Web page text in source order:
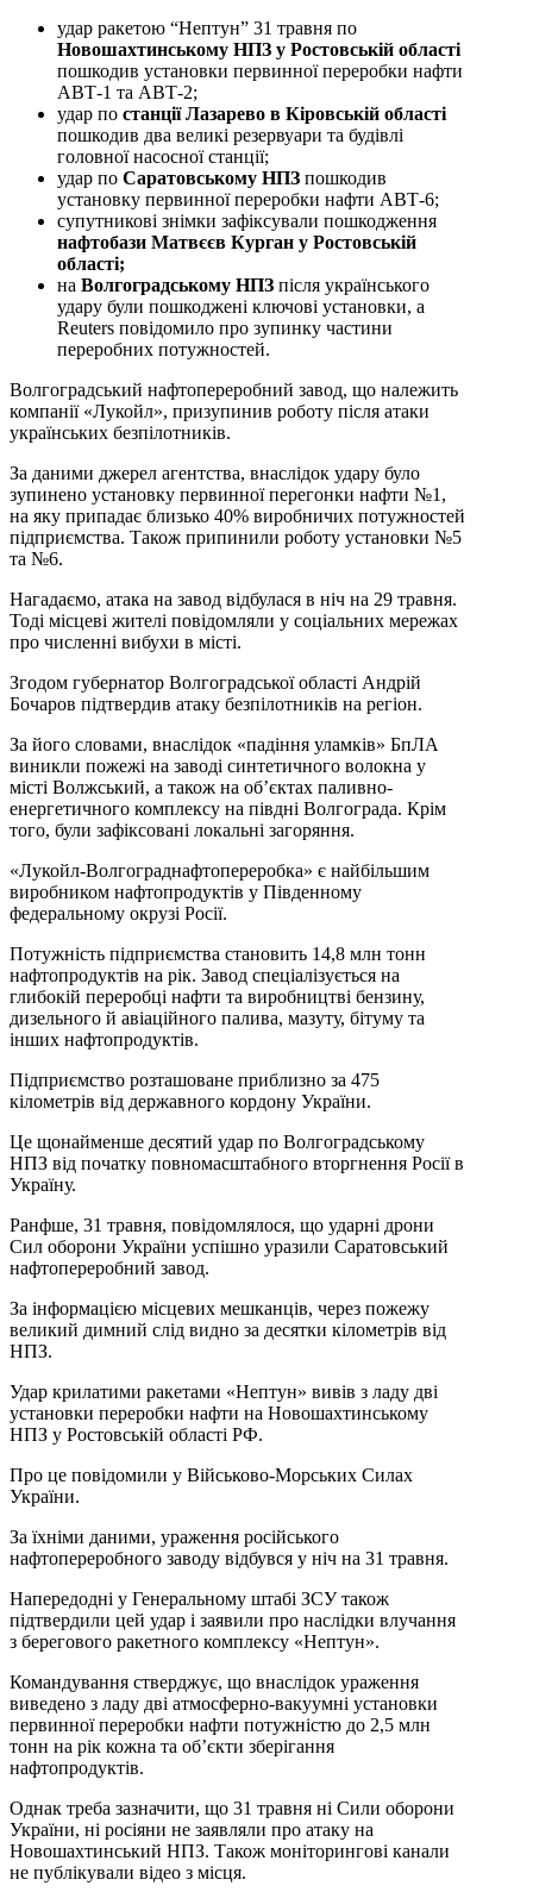
удар ракетою “Нептун” 31 травня по
Новошахтинському НПЗ у Ростовській області
пошкодив установки первинної переробки нафти
АВТ-1 та АВТ-2;
удар по станції Лазарево в Кіровській області
пошкодив два великі резервуари та будівлі
головної насосної станції;
удар по Саратовському НПЗ пошкодив
установку первинної переробки нафти АВТ-6;
супутникові знімки зафіксували пошкодження
нафтобази Матвєєв Курган у Ростовській
області;
на Волгоградському НПЗ після українського
удару були пошкоджені ключові установки, а
Reuters повідомило про зупинку частини
переробних потужностей.
Волгоградський нафтопереробний завод, що належить
компанії «Лукойл», призупинив роботу після атаки
українських безпілотників.
За даними джерел агентства, внаслідок удару було
зупинено установку первинної перегонки нафти №1,
на яку припадає близько 40% виробничих потужностей
підприємства. Також припинили роботу установки №5
та №6.
Нагадаємо, атака на завод відбулася в ніч на 29 травня.
Тоді місцеві жителі повідомляли у соціальних мережах
про численні вибухи в місті.
Згодом губернатор Волгоградської області Андрій
Бочаров підтвердив атаку безпілотників на регіон.
За його словами, внаслідок «падіння уламків» БпЛА
виникли пожежі на заводі синтетичного волокна у
місті Волжський, а також на об’єктах паливно-
енергетичного комплексу на півдні Волгограда. Крім
того, були зафіксовані локальні загоряння.
«Лукойл-Волгограднафтопереробка» є найбільшим
виробником нафтопродуктів у Південному
федеральному окрузі Росії.
Потужність підприємства становить 14,8 млн тонн
нафтопродуктів на рік. Завод спеціалізується на
глибокій переробці нафти та виробництві бензину,
дизельного й авіаційного палива, мазуту, бітуму та
інших нафтопродуктів.
Підприємство розташоване приблизно за 475
кілометрів від державного кордону України.
Це щонайменше десятий удар по Волгоградському
НПЗ від початку повномасштабного вторгнення Росії в
Україну.
Ранфше, 31 травня, повідомлялося, що ударні дрони
Сил оборони України успішно уразили Саратовський
нафтопереробний завод.
За інформацією місцевих мешканців, через пожежу
великий димний слід видно за десятки кілометрів від
НПЗ.
Удар крилатими ракетами «Нептун» вивів з ладу дві
установки переробки нафти на Новошахтинському
НПЗ у Ростовській області РФ.
Про це повідомили у Військово-Морських Силах
України.
За їхніми даними, ураження російського
нафтопереробного заводу відбувся у ніч на 31 травня.
Напередодні у Генеральному штабі ЗСУ також
підтвердили цей удар і заявили про наслідки влучання
з берегового ракетного комплексу «Нептун».
Командування стверджує, що внаслідок ураження
виведено з ладу дві атмосферно-вакуумні установки
первинної переробки нафти потужністю до 2,5 млн
тонн на рік кожна та об’єкти зберігання
нафтопродуктів.
Однак треба зазначити, що 31 травня ні Сили оборони
України, ні росіяни не заявляли про атаку на
Новошахтинський НПЗ. Також моніторингові канали
не публікували відео з місця.